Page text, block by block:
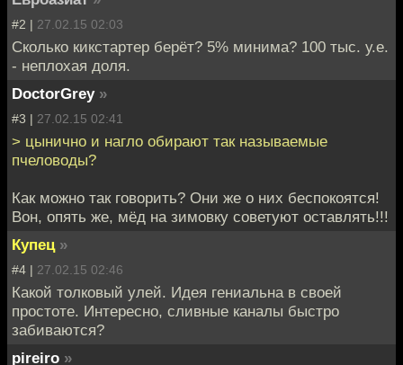
#2 | 27.02.15 02:03
Сколько кикстартер берёт? 5% минима? 100 тыс. у.е.
- неплохая доля.
DoctorGrey »
#3 | 27.02.15 02:41
> цынично и нагло обирают так называемые
пчеловоды?
Как можно так говорить? Они же о них беспокоятся!
Вон, опять же, мёд на зимовку советуют оставлять!!!
Купец »
#4 | 27.02.15 02:46
Какой толковый улей. Идея гениальна в своей
простоте. Интересно, сливные каналы быстро
забиваются?
pireiro »